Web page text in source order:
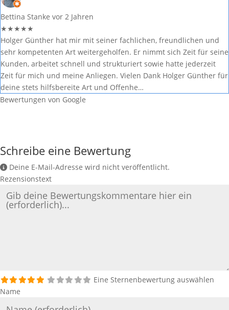
Bettina Stanke vor 2 Jahren
★★★★★
Holger Günther hat mir mit seiner fachlichen, freundlichen und
sehr kompetenten Art weitergeholfen. Er nimmt sich Zeit für seine
Kunden, arbeitet schnell und strukturiert sowie hatte jederzeit
Zeit für mich und meine Anliegen. Vielen Dank Holger Günther für
deine stets hilfsbereite Art und Offenhe…
Bewertungen von Google
Schreibe eine Bewertung
Deine E-Mail-Adresse wird nicht veröffentlicht.
Rezensionstext
Eine Sternenbewertung auswählen
Name